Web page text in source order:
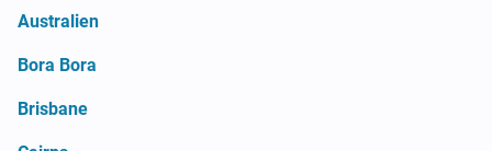
Australien
Bora Bora
Brisbane